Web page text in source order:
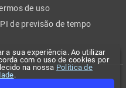
a sua experiência. Ao utilizar
com o uso de cookies por
na nossa Política de
.
de uso
de previsão de tempo